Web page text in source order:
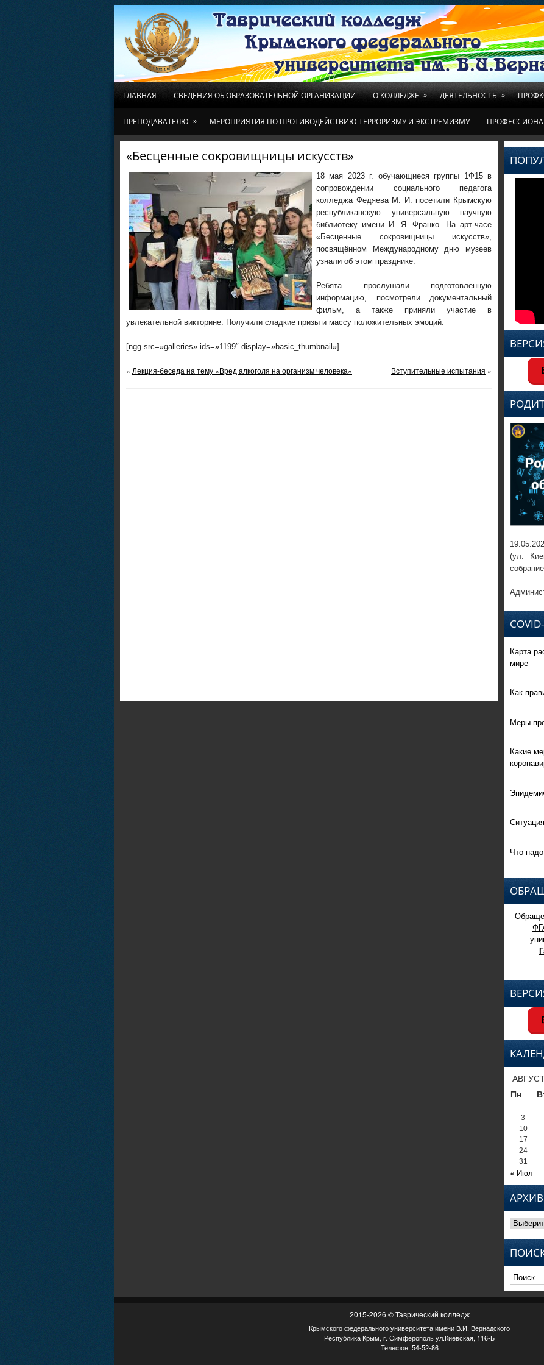
ГЛАВНАЯ СВЕДЕНИЯ ОБ ОБРАЗОВАТЕЛЬНОЙ ОРГАНИЗАЦИИ О КОЛЛЕДЖЕ » ДЕЯТЕЛЬНОСТЬ »
ПРЕПОДАВАТЕЛЮ » МЕРОПРИЯТИЯ ПО ПРОТИВОДЕЙСТВИЮ ТЕРРОРИЗМУ И ЭКСТРЕМИЗМУ
«Бесценные сокровищницы искусств»
18 мая 2023 г. обучающиеся группы 1Ф15 в
сопровождении социального педагога
колледжа Федяева М. И. посетили Крымскую
республиканскую универсальную научную
библиотеку имени И. Я. Франко. На арт-часе
«Бесценные сокровищницы искусств»,
посвящённом Международному дню музеев
узнали об этом празднике.
Ребята прослушали подготовленную
информацию, посмотрели документальный
фильм, а также приняли участие в
увлекательной викторине. Получили сладкие призы и массу положительных эмоций.
[ngg src=»galleries» ids=»1199″ display=»basic_thumbnail»]
« Лекция-беседа на тему «Вред алкоголя на организм человека» Вступительные испытания »
(ул.
Карта
мире
Как
Меры
Какие
Что
Пн
3
10
17
24
31
« Июл
Архивы
2015-2026 © Таврический колледж
Крымского федерального университета имени В.И. Вернадского
Республика Крым, г. Симферополь ул.Киевская, 116-Б
Телефон: 54-52-86